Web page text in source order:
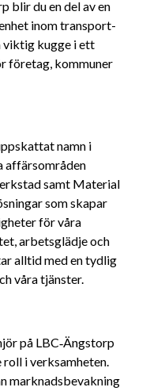
blir du en del av en
inom transport-
viktig kugge i ett
företag, kommuner
namn i
affärsområden
samt Material
som skapar
för våra
arbetsglädje och
alltid med en tydlig
våra tjänster.
på LBC‑Ängstorp
i verksamheten.
marknadsbevakning